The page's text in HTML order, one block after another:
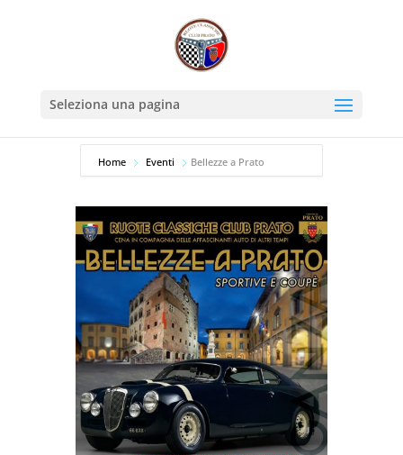
Seleziona una pagina
Home Eventi Bellezze a Prato